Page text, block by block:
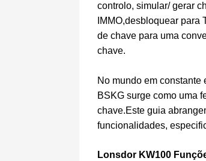
controlo, simular/ gerar
IMMO,desbloquear
de chave para uma
chave.
No mundo em
BSKG surge como uma
chave.Este guia
funcionalidades,
Lonsdor KW100